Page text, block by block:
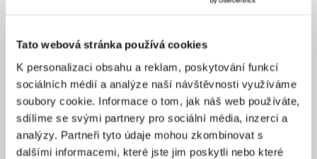
Tato webová stránka používá cookies
K personalizaci obsahu a reklam, poskytování funkcí
sociálních médií a analýze naší návštěvnosti využíváme
soubory cookie. Informace o tom, jak náš web používáte,
sdílíme se svými partnery pro sociální média, inzerci a
analýzy. Partneři tyto údaje mohou zkombinovat s
dalšími informacemi, které jste jim poskytli nebo které
minimalistickém stylu, kombinující pohledový beton
uvnitř a zvenku sklo, je ve světě architektury populární.
Získala Grand Prix – Národní cenu za architekturu od
Obce architektů a byla i jedním z finalistů loňské České
ceny za architekturu.